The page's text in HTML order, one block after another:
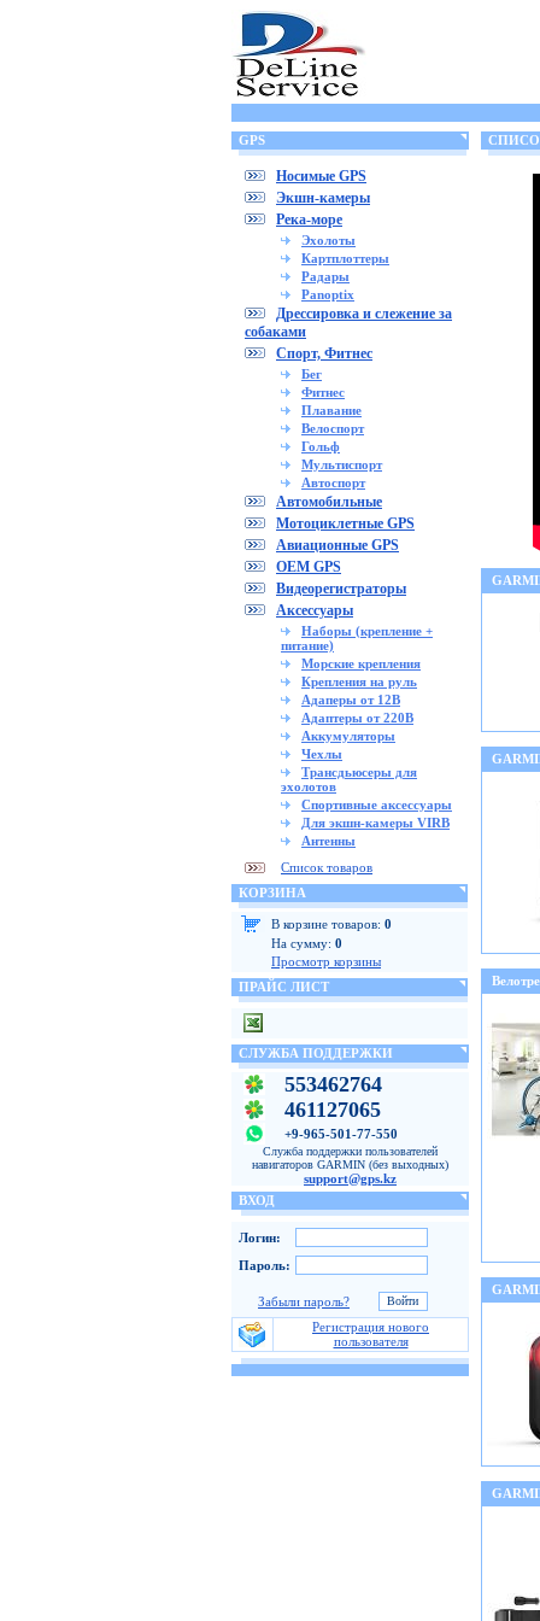
GPS
Носимые GPS
Экшн-камеры
Река-море
Эхолоты
Картплоттеры
Радары
Panoptix
Дрессировка и слежение за
собаками
Спорт, Фитнес
Бег
Фитнес
Плавание
Велоспорт
Гольф
Мультиспорт
Автоспорт
Автомобильные
Мотоциклетные GPS
Авиационные GPS
OEM GPS
Видеорегистраторы
Аксессуары
Наборы (крепление +
питание)
Морские крепления
Крепления на руль
Адаперы от 12В
Адаптеры от 220В
Аккумуляторы
Чехлы
Трансдьюсеры для
эхолотов
Спортивные аксессуары
Для экшн-камеры VIRB
Антенны
Список товаров
КОРЗИНА
В корзине товаров: 0
На сумму: 0
Просмотр корзины
ПРАЙС ЛИСТ
СЛУЖБА ПОДДЕРЖКИ
553462764
461127065
+9-965-501-77-550
Служба поддержки пользователей
навигаторов GARMIN (без выходных)
support@gps.kz
ВХОД
Логин:
Пароль:
Забыли пароль?
Регистрация нового
пользователя